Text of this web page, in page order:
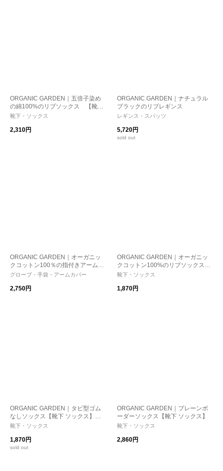
ORGANIC GARDEN｜五倍子染め
の綿100%のリブソックス 【靴下
ソックス】
靴下・ソックス
2,310円
ORGANIC GARDEN｜ナチュラル
ブラックのリブレギンス
レギンス・スパッツ
5,720円
sold out
ORGANIC GARDEN｜オーガニッ
クコットン100％の指付きアームカ
バー【UV・紫外線対策】【オーガ
グローブ・手袋・アームカバー
2,750円
ORGANIC GARDEN｜オーガニッ
クコットン100%のリブソックス
【靴下 ソックス】
靴下・ソックス
1,870円
ORGANIC GARDEN｜タビ型ゴム
なしソックス【靴下 ソックス】
【オーガニックコットン】【足袋】
靴下・ソックス
1,870円
sold out
ORGANIC GARDEN｜プレーンボ
ーダーソックス【靴下 ソックス】
靴下・ソックス
2,860円